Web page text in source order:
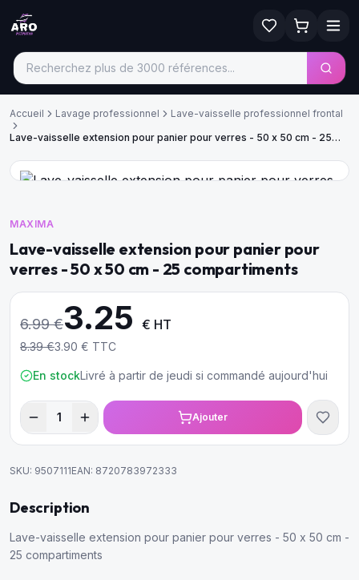
Accueil Lavage professionnel
Lave-vaisselle professionnel frontal
Lave-vaisselle extension pour panier pour verres - 50 x 50 cm - 25
MAXIMA
Lave-vaisselle extension pour panier pour
verres - 50 x 50 cm - 25 compartiments
6.99€3.25 € HT
8.39€3.90 € TTC
En stockLivré à partir de jeudi si commandé aujourd'hui
1 Ajouter
SKU: 9507111EAN: 8720783972333
Description
Lave-vaisselle extension pour panier pour verres - 50 x 50 cm -
25 compartiments